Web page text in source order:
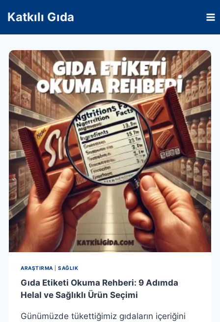
content
Katkılı Gıda
ARAŞTIRMA |SAĞLIK
Gıda Etiketi Okuma Rehberi: 9 Adımda
Helal ve Sağlıklı Ürün Seçimi
Günümüzde tükettiğimiz gıdaların içeriğini